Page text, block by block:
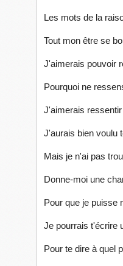
Les mots de la
Tout mon être se
J'aimerais pouvoir
Pourquoi ne
J'aimerais
J'aurais bien voulu
Mais je n'ai pas
Donne-moi une
Pour que je puisse
Je pourrais t'écrire
Pour te dire à quel